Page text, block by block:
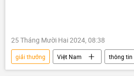
25 Tháng Mười Hai 2024, 08:38
giải thưởng Việt Nam
thông tin
Kinh doanh
doanh nghiệp